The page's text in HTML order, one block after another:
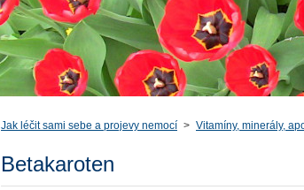
Jak léčit sami sebe a projevy nemocí > Vitamíny, minerály,
Betakaroten